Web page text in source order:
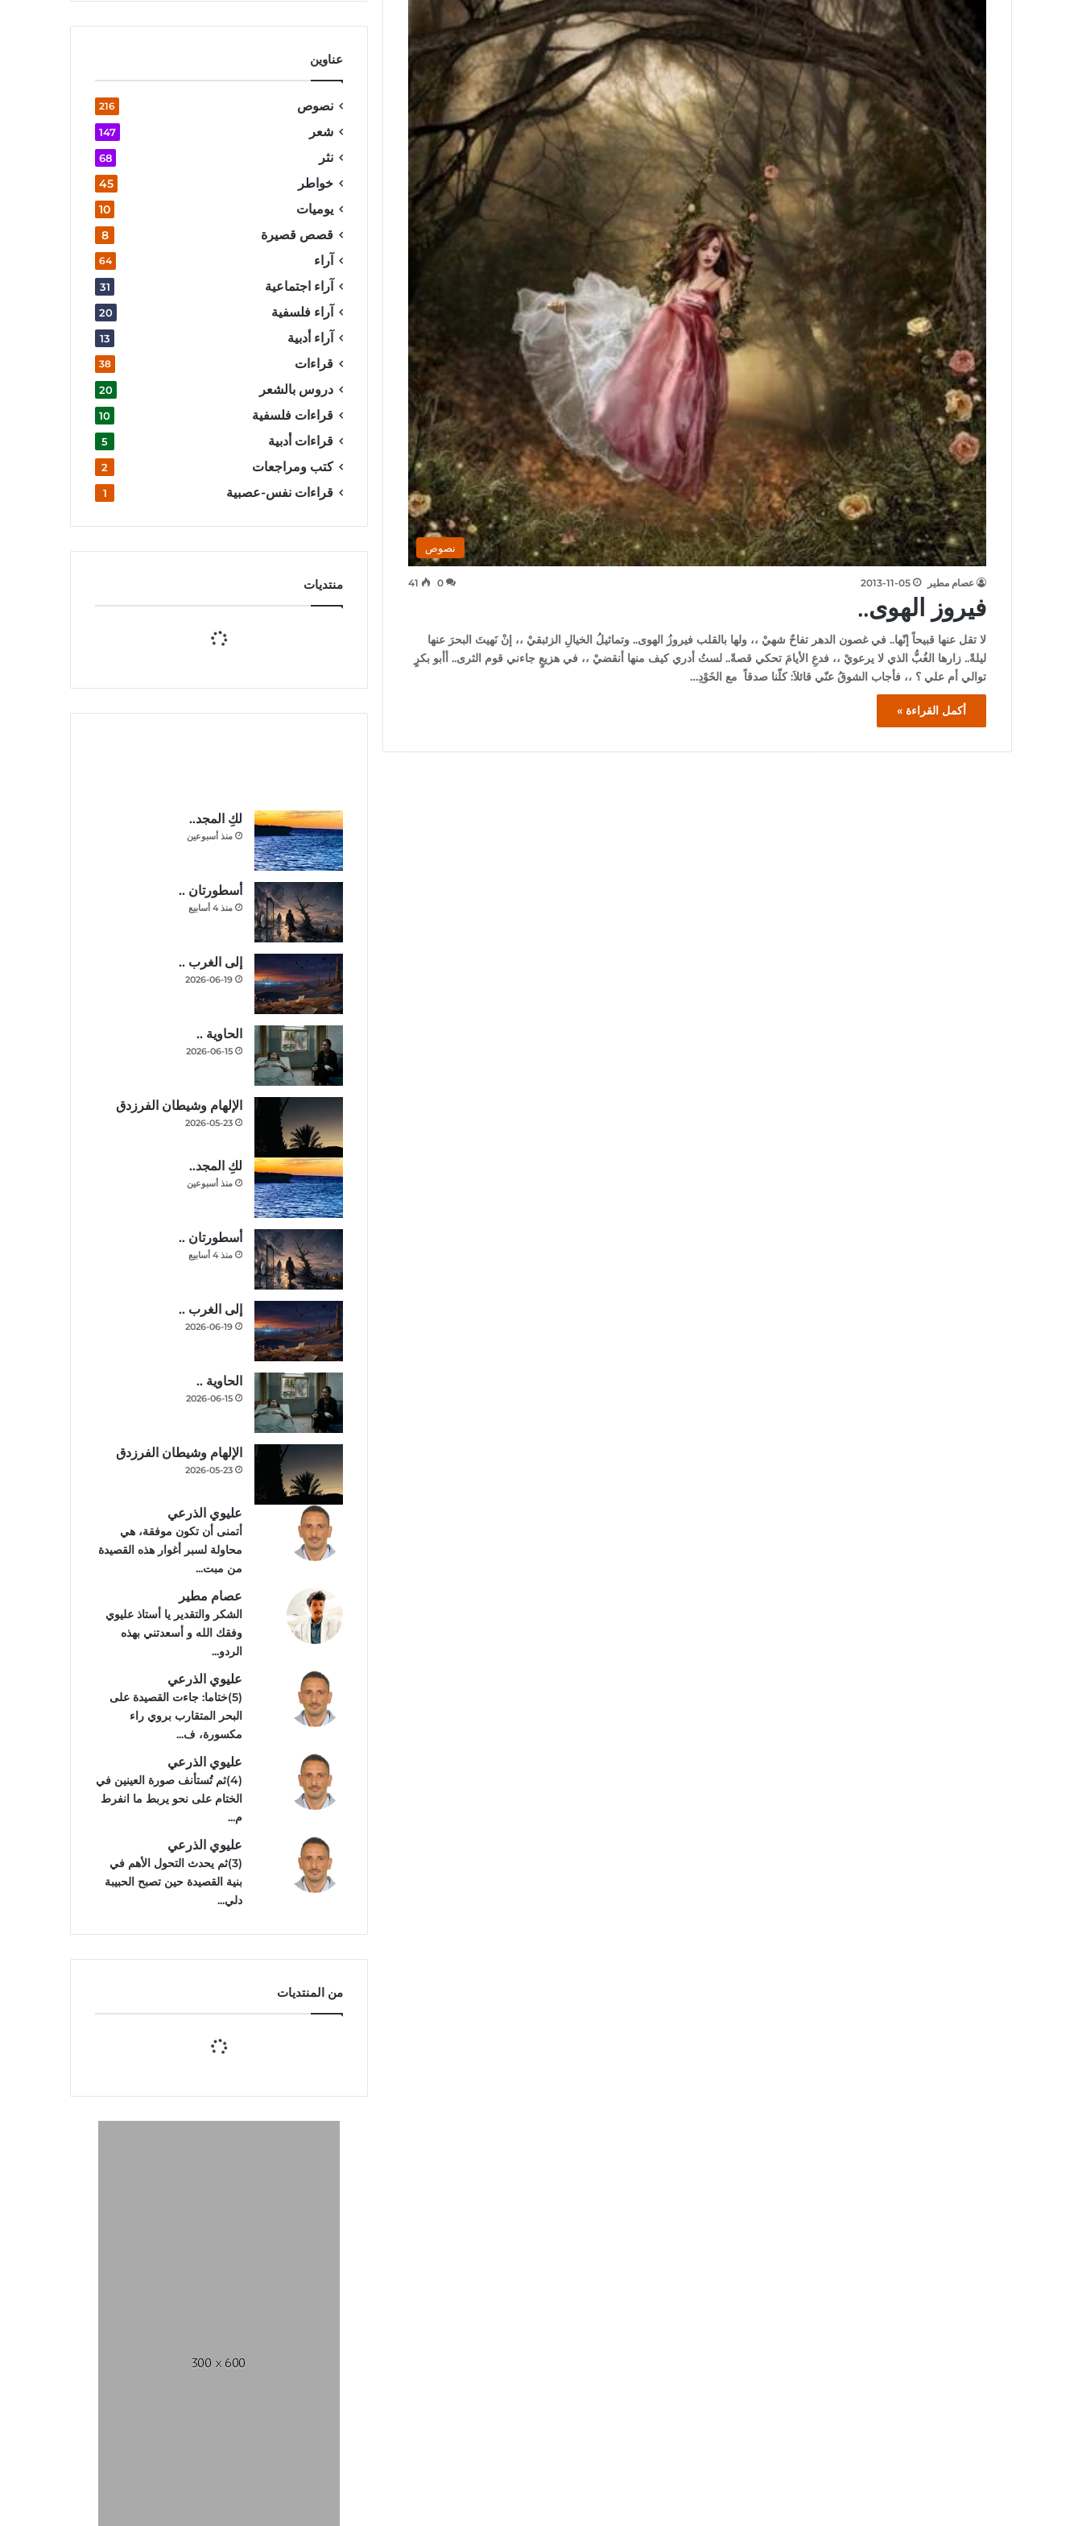
نصوص
عصام مطير 2013-11-05
0
41
فيروز الهوى..
لا تقل عنها قبيحاً إنّها.. في غصون الدهر تفاحٌ شهيْ ،، ولها بالقلب فيروزُ الهوى.. وتماثيلُ الخيالِ الزئبقيْ ،، إنْ نَهيتَ البحرَ عنها
ليلةً.. زارها الغُبُّ الذي لا يرعويْ ،، فدعِ الأيامَ تحكي قصةً.. لستُ أدري كيف منها أنقضيْ ،، في هزيعٍ جاءني قوم الثرى.. أأبو بكرٍ
توالي أم علي ؟ ،، فأجاب الشوقُ عنّي قائلاَ: كلّنا صدقاً مع الخَوْدِ…
أكمل القراءة »
عناوين
نصوص 216
شعر 147
نثر 68
خواطر 45
يوميات 10
قصص قصيرة 8
آراء 64
آراء اجتماعية 31
آراء فلسفية 20
آراء أدبية 13
قراءات 38
دروس بالشعر 20
قراءات فلسفية 10
قراءات أدبية 5
كتب ومراجعات 2
قراءات نفس-عصبية 1
منتديات
لكِ المجد..
منذ أسبوعين
أسطورتان ..
منذ 4 أسابيع
إلى الغرب ..
2026-06-19
الحاوية ..
2026-06-15
الإلهام وشيطان الفرزدق
2026-05-23
لكِ المجد..
منذ أسبوعين
أسطورتان ..
منذ 4 أسابيع
إلى الغرب ..
2026-06-19
الحاوية ..
2026-06-15
الإلهام وشيطان الفرزدق
2026-05-23
عليوي الذرعي
أتمنى أن تكون موفقة، هي
محاولة لسبر أغوار هذه القصيدة
من مبت...
عصام مطير
الشكر والتقدير يا أستاذ عليوي
وفقك الله و أسعدتني بهذه
الردو...
عليوي الذرعي
(5)ختاما: جاءت القصيدة على
البحر المتقارب بروي راء
مكسورة، ف...
عليوي الذرعي
(4)ثم تُستأنف صورة العينين في
الختام على نحو يربط ما انفرط
م...
عليوي الذرعي
(3)ثم يحدث التحول الأهم في
بنية القصيدة حين تصبح الحبيبة
دلي...
من المنتديات